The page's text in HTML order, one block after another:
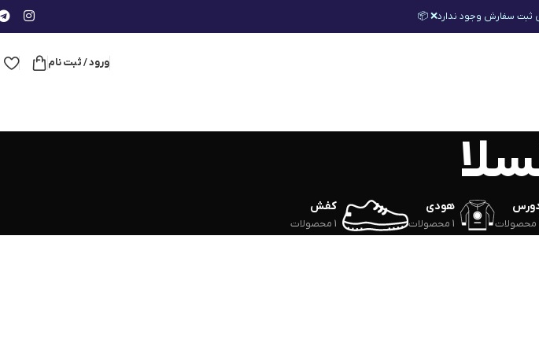
ثبت سفارش وجود ندارد❌ 📦
ورود / ثبت نام
هودی
1 محصولات
کفش
1 محصولات